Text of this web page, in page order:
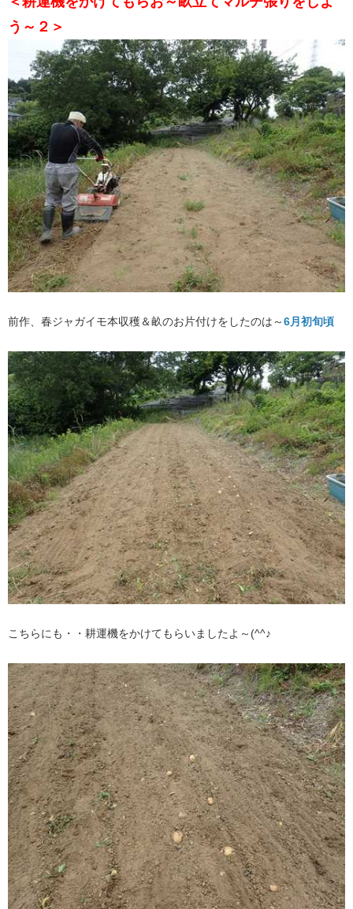
う～２＞
前作、春ジャガイモ本収穫＆畝のお片付けをしたのは～6月初旬頃
こちらにも・・耕運機をかけてもらいましたよ～(^^♪